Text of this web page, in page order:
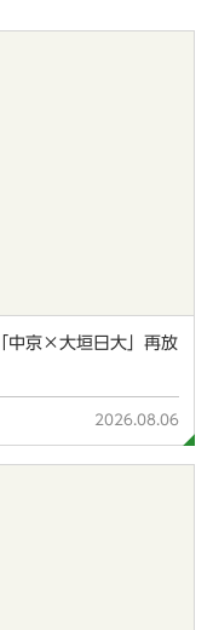
中京×大垣日大」再放
2026.08.06